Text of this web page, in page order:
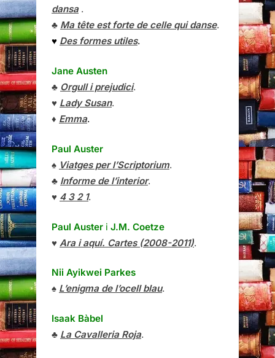
dansa.
♣ Ma tête est forte de celle qui danse.
♥ Des formes utiles.
Jane Austen
♣ Orgull i prejudici.
♥ Lady Susan.
♦ Emma.
Paul Auster
♠ Viatges per l’Scriptorium.
♣ Informe de l’interior.
♥ 4 3 2 1.
Paul Auster i J.M. Coetze
♥ Ara i aquí. Cartes (2008-2011).
Nii Ayikwei Parkes
♠ L’enigma de l’ocell blau.
Isaak Bàbel
♣ La Cavalleria Roja.